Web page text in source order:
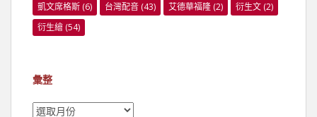
凱文席格斯 (6) 台灣配音 (43) 艾德華福隆 (2) 衍生文 (2)
衍生繪 (54)
彙整
彙